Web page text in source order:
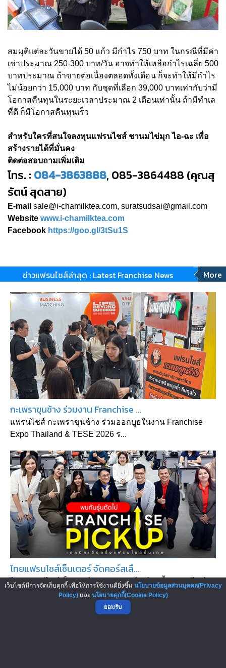
สมมุติแต่ละวันขายได้ 50 แก้ว มีกำไร 750 บาท ในกรณีที่มีค่า
เช่าประมาณ 250-300 บาท/วัน อาจทำให้เหลือกำไรเฉลี่ย 500
บาทประมาณ ถ้าขายต่อเนื่องตลอดทั้งเดือน ก็จะทำให้มีกำไร
ไม่น้อยกว่า 15,000 บาท กับชุดที่เลือก 39,000 บาทเท่ากับว่ามี
โอกาสคืนทุนในระยะเวลาประมาณ 2 เดือนเท่านั้น ถ้ามีทำเล
ที่ดี ก็มีโอกาสคืนทุนเร็ว
สำหรับใครที่สนใจลงทุนแฟรนไชส์ ชานมไข่มุก ไอ-ฉะ เพื่อ
สร้างรายได้ที่มั่นคง
ติดต่อสอบถามเพิ่มเติม
โทร. : 084-3863888, 085-3864488 (คุณสุ
รัตน์ สุดสาย)
E-mail sale@i-chamilktea.com, suratsudsai@gmail.com
Website www.i-chamilktea.com
Facebook https://goo.gl/3tSu1S
ข่าวแฟรนไชส์ล่าสุด : Latest Franchise News More
กะเพราขุนช้าง ร่วมงาน Franchise ...
แฟรนไชส์ กะเพราขุนช้าง ร่วมออกบูธในงาน Franchise
Expo Thailand & TESE 2026 ร...
ไทยแฟรนไชส์เซ็นเตอร์ จัดคอร์สเลื...
ไทยแฟรนไชส์เซ็นเตอร์ จัดอบรมคอร์สเลือกซื้อแฟรนไชส์
รุ่นที่ 3 “วิเคราะห์เป็...
เว็บไซต์มีการจัดเก็บคุกกี้ เพื่อให้การใช้งานดียิ่งขึ้น นโยบายข้อมูลส่วนบุคคล(Privacy
Policy)และ นโยบายคุกกี้(Cookie Policy)
ยอมรับ